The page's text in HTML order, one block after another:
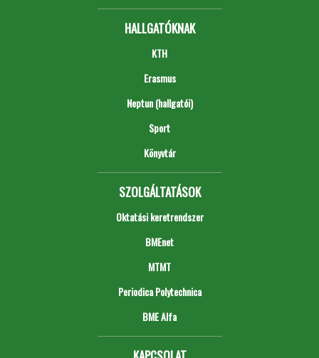
HALLGATÓKNAK
KTH
Erasmus
Neptun (hallgatói)
Sport
Könyvtár
SZOLGÁLTATÁSOK
Oktatási keretrendszer
BMEnet
MTMT
Periodica Polytechnica
BME Alfa